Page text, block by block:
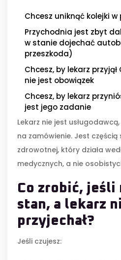
Chcesz uniknąć kolejki
Przychodnia jest zbyt
w stanie dojechać
przeszkoda)
Chcesz, by lekarz
nie jest obowiązek
Chcesz, by lekarz
jest jego zadanie
Lekarz nie jest
na zamówienie. Jest
zdrowotnej, który działa
medycznych, a nie
Co zrobić, jeśli
stan, a lekarz
przyjechał?
Jeśli czujesz: